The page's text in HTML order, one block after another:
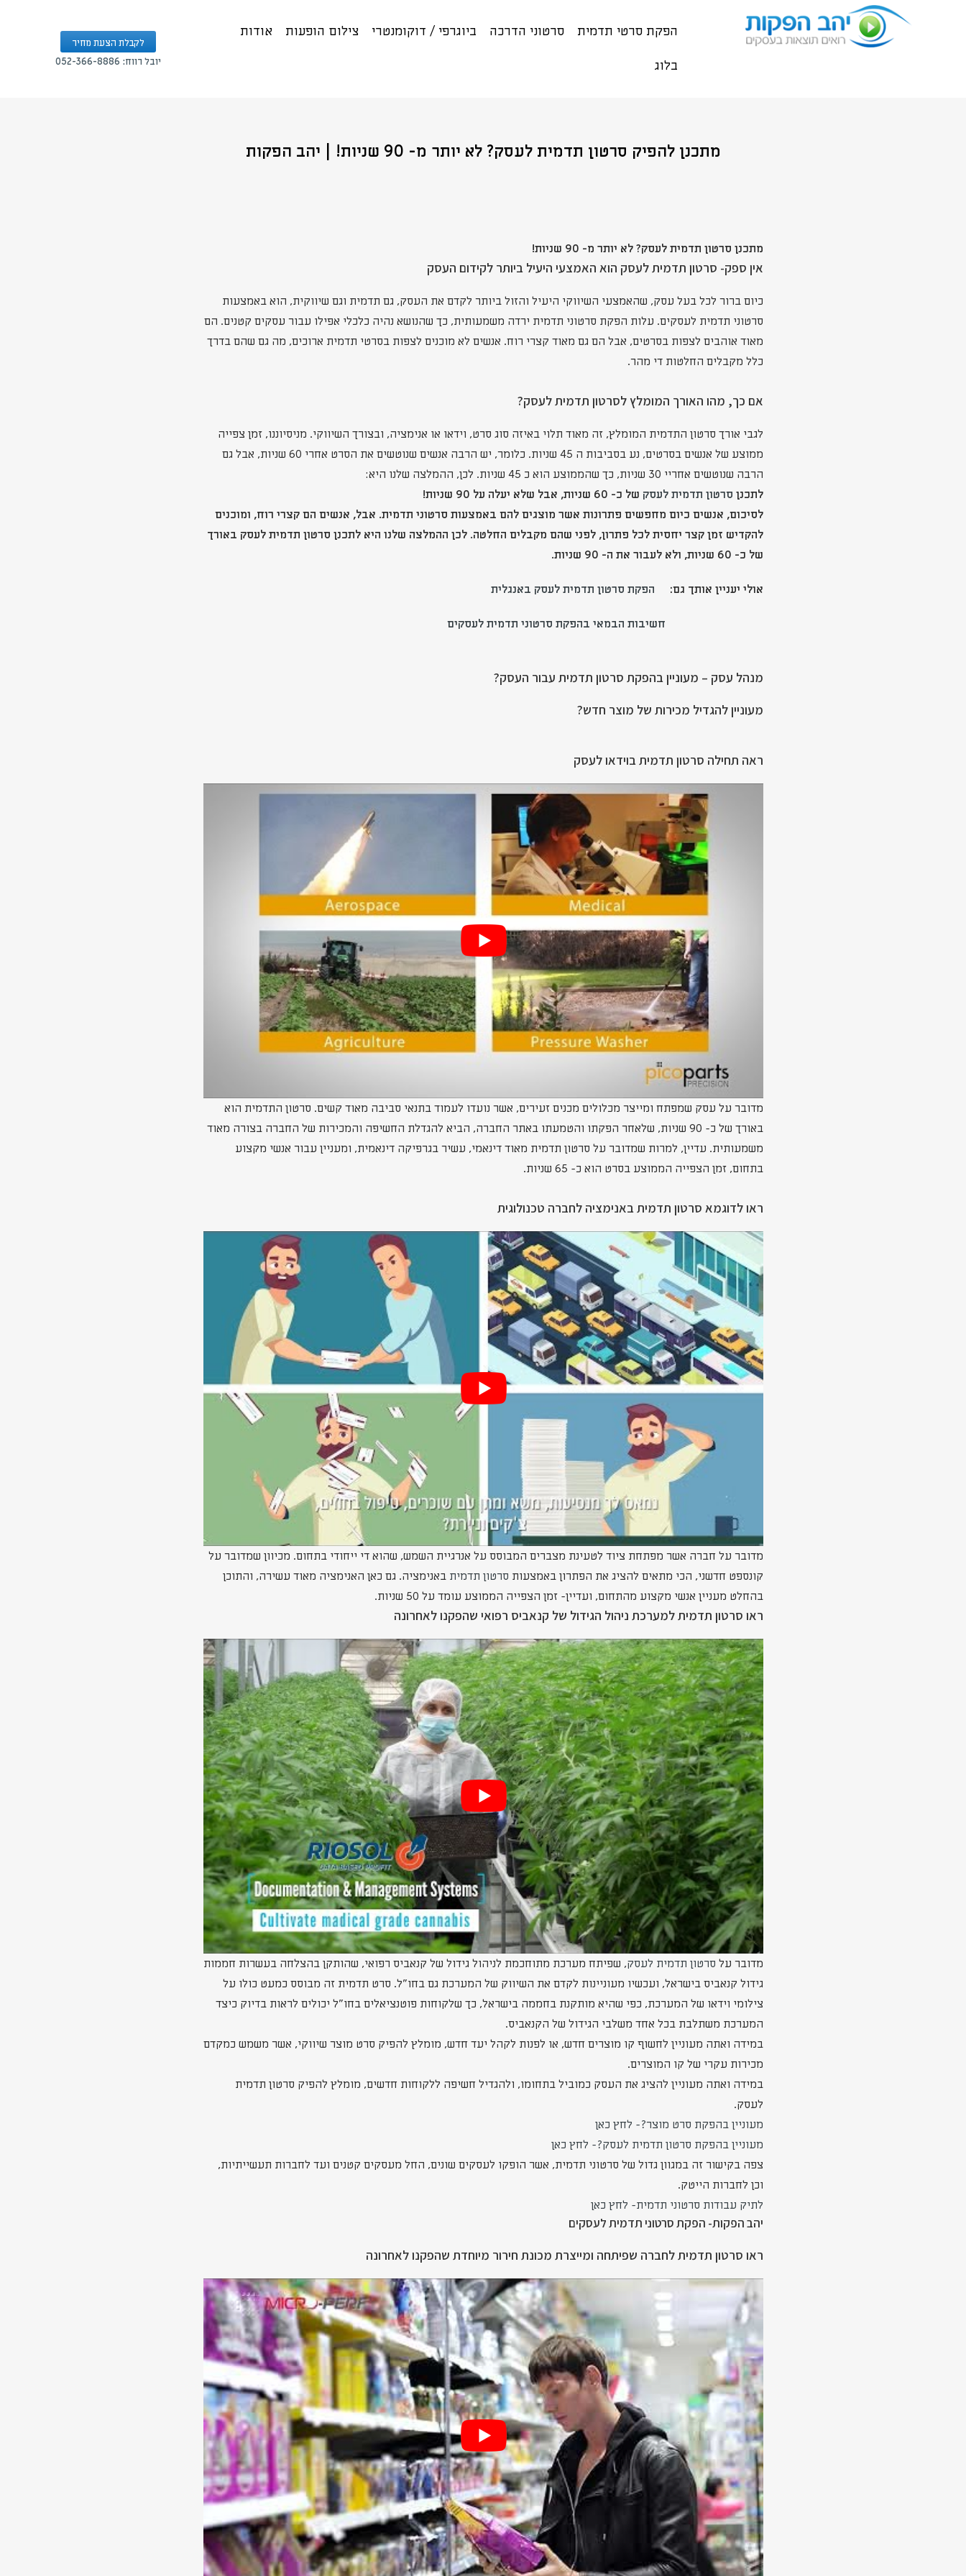
הפקת סרטי תדמית סרטוני הדרכה ביוגרפי / דוקומנטרי צילום הופעות אודות
בלוג
לקבלת הצעת מחיר
יובל רווח: 052-366-8886
מתכנן להפיק סרטון תדמית לעסק? לא יותר מ- 90 שניות! | יהב הפקות
מתכנן סרטון תדמית לעסק? לא יותר מ- 90 שניות!
אין ספק- סרטון תדמית לעסק הוא האמצעי היעיל ביותר לקידום העסק
כיום ברור לכל בעל עסק, שהאמצעי השיווקי היעיל והזול ביותר לקדם את העסק, גם תדמית וגם שיווקית, הוא באמצעות
סרטוני תדמית לעסקים. עלות הפקת סרטוני תדמית ירדה משמעותית, כך שהנושא נהיה כלכלי אפילו עבור עסקים קטנים. הם
מאוד אוהבים לצפות בסרטים, אבל הם גם מאוד קצרי רוח. אנשים לא מוכנים לצפות בסרטי תדמית ארוכים, מה גם שהם בדרך
כלל מקבלים החלטות די מהר.
אם כך, מהו האורך המומלץ לסרטון תדמית לעסק?
לגבי אורך סרטון התדמית המומלץ, זה מאוד תלוי באיזה סוג סרט, וידאו או אנימציה, ובצורך השיווקי. מניסיוננו, זמן צפייה
ממוצע של אנשים בסרטים, נע בסביבות ה 45 שניות. כלומר, יש הרבה אנשים שנוטשים את הסרט אחרי 60 שניות, אבל גם
הרבה שנוטשים אחריי 30 שניות, כך שהממוצע הוא כ 45 שניות. לכן, ההמלצה שלנו היא:
לתכנן סרטון תדמית לעסק של כ- 60 שניות, אבל שלא יעלה על 90 שניות!
לסיכום, אנשים כיום מחפשים פתרונות אשר מוצגים להם באמצעות סרטוני תדמית. אבל, אנשים הם קצרי רוח, ומוכנים
להקדיש זמן קצר יחסית לכל פתרון, לפני שהם מקבלים החלטה. לכן ההמלצה שלנו היא לתכנן סרטון תדמית לעסק באורך
של כ- 60 שניות, ולא לעבור את ה- 90 שניות.
אולי יעניין אותך גם: הפקת סרטון תדמית לעסק באנגלית
חשיבות הבמאי בהפקת סרטוני תדמית לעסקים
מנהל עסק – מעוניין בהפקת סרטון תדמית עבור העסק?
מעוניין להגדיל מכירות של מוצר חדש?
ראה תחילה סרטון תדמית בוידאו לעסק
מדובר על עסק שמפתח ומייצר מכלולים מכנים זעירים, אשר נועדו לעמוד בתנאי סביבה מאוד קשים. סרטון התדמית הוא
באורך של כ- 90 שניות, שלאחר הפקתו והטמעתו באתר החברה, הביא להגדלת החשיפה והמכירות של החברה בצורה מאוד
משמעותית. עדיין, למרות שמדובר על סרטון תדמית מאוד דינאמי, עשיר בגרפיקה דינאמית, ומעניין עבור אנשי מקצוע
בתחום, זמן הצפייה הממוצע בסרט הוא כ- 65 שניות.
ראו לדוגמא סרטון תדמית באנימציה לחברה טכנולוגית
מדובר על חברה אשר מפתחת ציוד לטעינת מצברים המבוסס על אנרגיית השמש, שהוא די ייחודי בתחום. מכיוון שמדובר על
קונספט חדשני, הכי מתאים להציג את הפתרון באמצעות סרטון תדמית באנימציה. גם כאן האנימציה מאוד עשירה, והתוכן
בהחלט מעניין אנשי מקצוע מהתחום, ועדיין- זמן הצפייה הממוצע עומד על 50 שניות.
ראו סרטון תדמית למערכת ניהול הגידול של קנאביס רפואי שהפקנו לאחרונה
מדובר על סרטון תדמית לעסק, שפיתח מערכת מתוחכמת לניהול גידול של קנאביס רפואי, שהותקן בהצלחה בעשרות חממות
גידול קנאביס בישראל, ועכשיו מעוניינות לקדם את השיווק של המערכת גם בחו"ל. סרט תדמית זה מבוסס כמעט כולו על
צילומי וידאו של המערכת, כפי שהיא מותקנת בחממה בישראל, כך שלקוחות פוטנציאלים בחו"ל יכולים לראות בדיוק כיצד
המערכת משתלבת בכל אחד משלבי הגידול של הקנאביס.
במידה ואתה מעוניין לחשוף קו מוצרים חדש, או לפנות לקהל יעד חדש, מומלץ להפיק סרט מוצר שיווקי, אשר משמש כמקדם
מכירות עקרי של קו המוצרים.
במידה ואתה מעוניין להציג את העסק כמוביל בתחומו, ולהגדיל חשיפה ללקוחות חדשים, מומלץ להפיק סרטון תדמית
לעסק.
מעוניין בהפקת סרט מוצר?- לחץ כאן
מעוניין בהפקת סרטון תדמית לעסק?- לחץ כאן
צפה בקישור זה במגוון גדול של סרטוני תדמית, אשר הופקו לעסקים שונים, החל מעסקים קטנים ועד לחברות תעשייתיות,
וכן לחברות הייטק.
לתיק עבודות סרטוני תדמית- לחץ כאן
יהב הפקות- הפקת סרטוני תדמית לעסקים
ראו סרטון תדמית לחברה שפיתחה ומייצרת מכונת חירור מיוחדת שהפקנו לאחרונה